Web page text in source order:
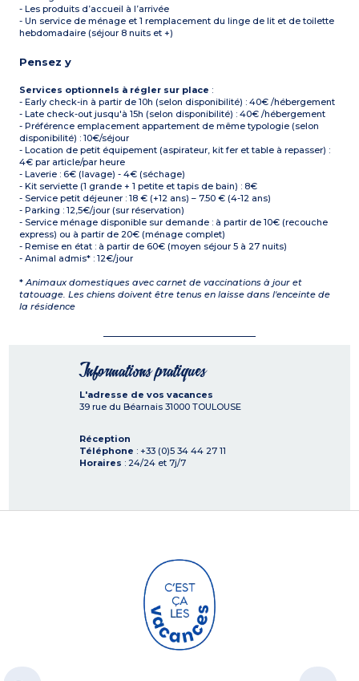
- Les produits d’accueil à l’arrivée
- Un service de ménage et 1 remplacement du linge de lit et de toilette
hebdomadaire (séjour 8 nuits et +)
Pensez y
Services optionnels à régler sur place :
- Early check-in à partir de 10h (selon disponibilité) : 40€ /hébergement
- Late check-out jusqu'à 15h (selon disponibilité) : 40€ /hébergement
- Préférence emplacement appartement de même typologie (selon
disponibilité) : 10€/séjour
- Location de petit équipement (aspirateur, kit fer et table à repasser) :
4€ par article/par heure
- Laverie : 6€ (lavage) - 4€ (séchage)
- Kit serviette (1 grande + 1 petite et tapis de bain) : 8€
- Service petit déjeuner : 18 € (+12 ans) – 7.50 € (4-12 ans)
- Parking : 12,5€/jour (sur réservation)
- Service ménage disponible sur demande : à partir de 10€ (recouche
express) ou à partir de 20€ (ménage complet)
- Remise en état : à partir de 60€ (moyen séjour 5 à 27 nuits)
- Animal admis* : 12€/jour
*Animaux domestiques avec carnet de vaccinations à jour et
tatouage. Les chiens doivent être tenus en laisse dans l'enceinte de
la résidence
Informations pratiques
L'adresse de vos vacances
39 rue du Béarnais 31000 TOULOUSE
Réception
Téléphone : +33 (0)5 34 44 27 11
Horaires : 24/24 et 7j/7